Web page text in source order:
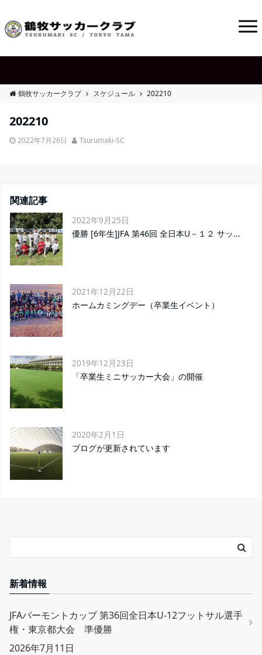
鶴牧サッカークラブ スケジュール 202210
202210
2022年7月26日 Tsurumaki-SC
関連記事
2022年9月25日
優勝 [6年生]JFA 第46回 全日本U－１２ サッ...
2021年12月22日
ホームカミングデー（卒業生イベント）
2019年12月23日
「卒業生ミニサッカー大会」の開催
2020年2月1日
ブログが更新されています
新着情報
JFAバーモントカップ 第36回全日本U-12フットサル選手
権・東京都大会 準優勝
2026年7月11日